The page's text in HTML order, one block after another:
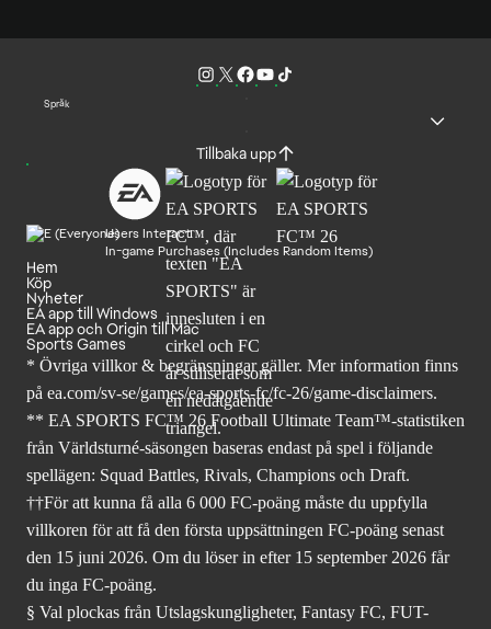
Språk
Tillbaka upp
Users Interact
In-game Purchases (Includes Random Items)
Hem
Köp
Nyheter
EA app till Windows
EA app och Origin till Mac
Sports Games
* Övriga villkor & begränsningar gäller. Merinformation finns
på ea.com/sv-se/games/ea-sports-fc/fc-26/game-disclaimers.
** EA SPORTS FC™ 26 Football Ultimate Team™-statistiken
från Världsturné-säsongen baseras endast på spel i följande
spellägen: Squad Battles, Rivals, Champions och Draft.
††För att kunna få alla 6 000 FC-poäng måste du uppfylla
villkoren för att få den första uppsättningen FC-poäng senast
den 15 juni 2026. Om du löser in efter 15 september 2026 får
du inga FC-poäng.
§ Val plockas från Utslagskungligheter, Fantasy FC, FUT-